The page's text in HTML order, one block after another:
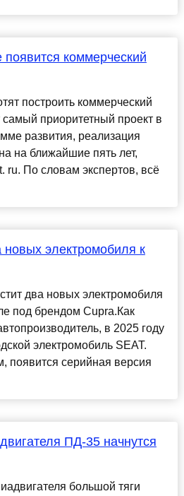
появится коммерческий
построить коммерческий
приоритетный проект в
развития, реализация
на ближайшие пять лет,
ru. По словам экспертов, всё
новых электромобиля к
два новых электромобиля
под брендом Cupra.Как
в 2025 году
электромобиль SEAT.
появится серийная версия
ПД-35 начнутся
большой тяги